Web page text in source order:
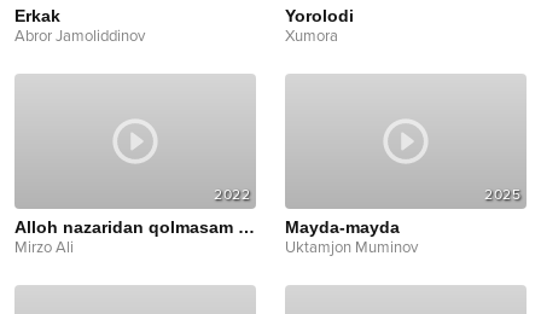
Erkak
Abror Jamoliddinov
Yorolodi
Xumora
2022
Alloh nazaridan qolmasam bo‘ldi
Mirzo Ali
2025
Mayda-mayda
Uktamjon Muminov